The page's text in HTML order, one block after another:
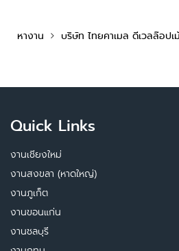
หางาน บริษัท ไทยคาเมล ดีเวลล๊อป
Quick Links
งานเชียงใหม่
งานสงขลา (หาดใหญ่)
งานภูเก็ต
งานขอนแก่น
งานชลบุรี